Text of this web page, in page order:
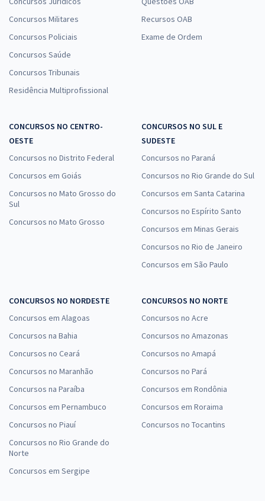
Prefeitura de Alagoa Grande - PB - Coveiro (Pós-Edital)
Prefeitura de Alagoa Grande - PB - Auxiliar de Serviços Gerais (Pós-
Edital)
R$ 306,24
à vista
Economize R$ 76,56 (-20%)
33,33
Economize R$ 99,98 (-20%)
ou 12x de
Concursos Militares
Concursos Policiais
Concursos Saúde
Concursos Tribunais
Residência Multiprofissional
Recursos OAB
Exame de Ordem
CONCURSOS NO CENTRO-
OESTE
Concursos no Distrito Federal
Concursos em Goiás
Concursos no Mato Grosso do
Sul
Concursos no Mato Grosso
CONCURSOS NO SUL E
SUDESTE
Concursos no Paraná
Concursos no Rio Grande do Sul
Concursos em Santa Catarina
Concursos no Espírito Santo
Concursos em Minas Gerais
Concursos no Rio de Janeiro
Concursos em São Paulo
CONCURSOS NO NORDESTE
Concursos em Alagoas
Concursos na Bahia
Concursos no Ceará
Concursos no Maranhão
Concursos na Paraíba
Concursos em Pernambuco
Concursos no Piauí
Concursos no Rio Grande do
Norte
Concursos em Sergipe
CONCURSOS NO NORTE
Concursos no Acre
Concursos no Amazonas
Concursos no Amapá
Concursos no Pará
Concursos em Rondônia
Concursos em Roraima
Concursos no Tocantins